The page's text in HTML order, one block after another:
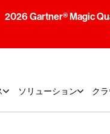
Gartner® Magic
ソリューション ク